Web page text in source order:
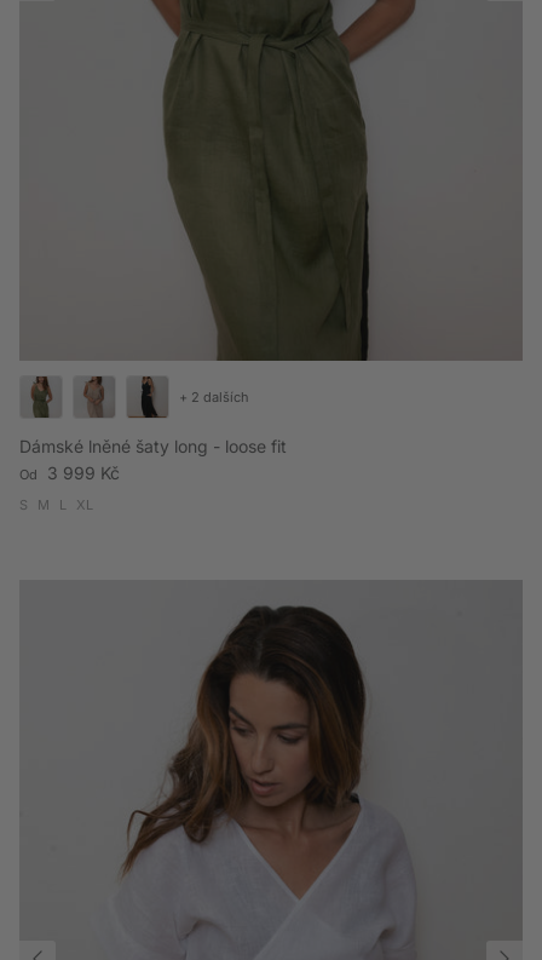
Dámské lněné šaty long - loose fit
Běžná cena
Od 3 999 Kč
S M L XL
+ 2 dalších